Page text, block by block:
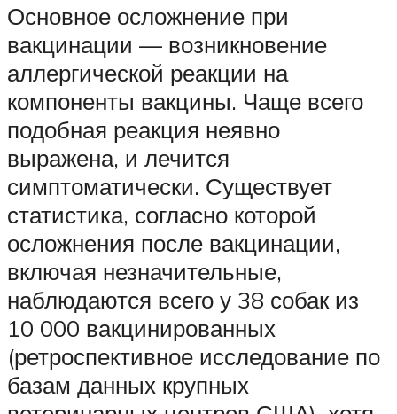
Основное осложнение при
вакцинации — возникновение
аллергической реакции на
компоненты вакцины. Чаще всего
подобная реакция неявно
выражена, и лечится
симптоматически. Существует
статистика, согласно которой
осложнения после вакцинации,
включая незначительные,
наблюдаются всего у 38 собак из
10 000 вакцинированных
(ретроспективное исследование по
базам данных крупных